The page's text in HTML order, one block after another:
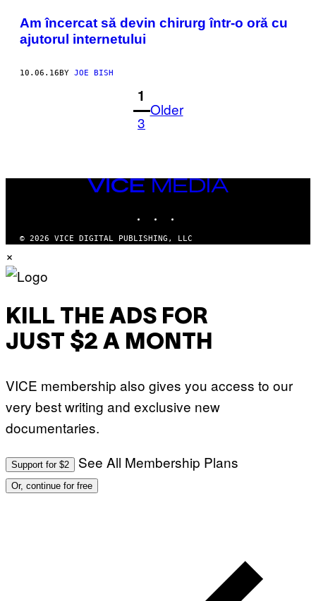
Am încercat să devin chirurg într-o oră cu
ajutorul internetului
10.06.16BY JOE BISH
1
3
Older
VICE
MEDIA
© 2026 VICE DIGITAL PUBLISHING, LLC
×
KILL THE ADS FOR
JUST $2 A MONTH
VICE membership also gives you access to our
very best writing and exclusive new
documentaries.
Support for $2 See All Membership Plans
Or, continue for free